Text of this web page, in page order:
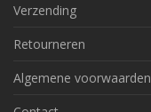
Verzending
Retourneren
Algemene voorwaarden